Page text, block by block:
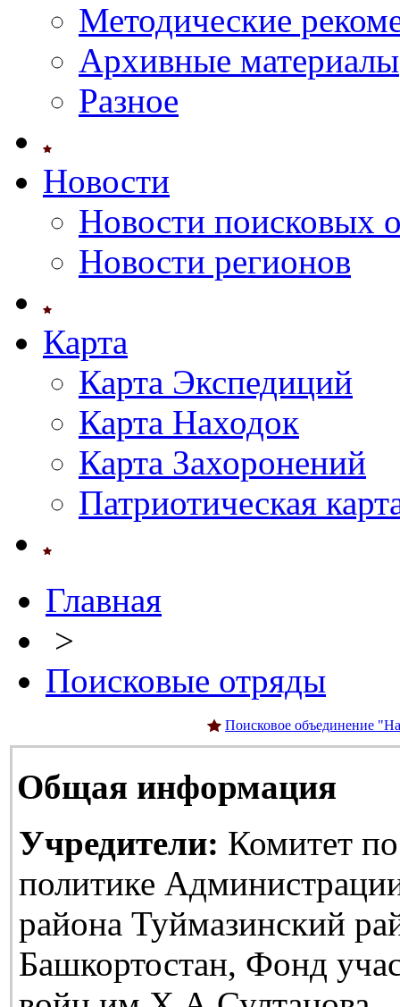
Методические
Архивные материалы
Разное
Новости
Новости поисковых
Новости регионов
Карта
Карта Экспедиций
Карта Находок
Карта Захоронений
Патриотическая
Главная
>
Поисковые отряды
Поисковое объединение
Общая информация
Учредители: Комитет
политике
района Туймазинский
Башкортостан, Фонд